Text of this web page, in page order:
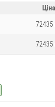
72435
72435